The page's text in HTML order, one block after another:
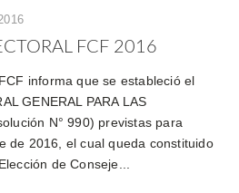
FCF 2016
informa que se estableció el
GENERAL PARA LAS
N° 990) previstas para
de 2016, el cual queda constituido
de Conseje...